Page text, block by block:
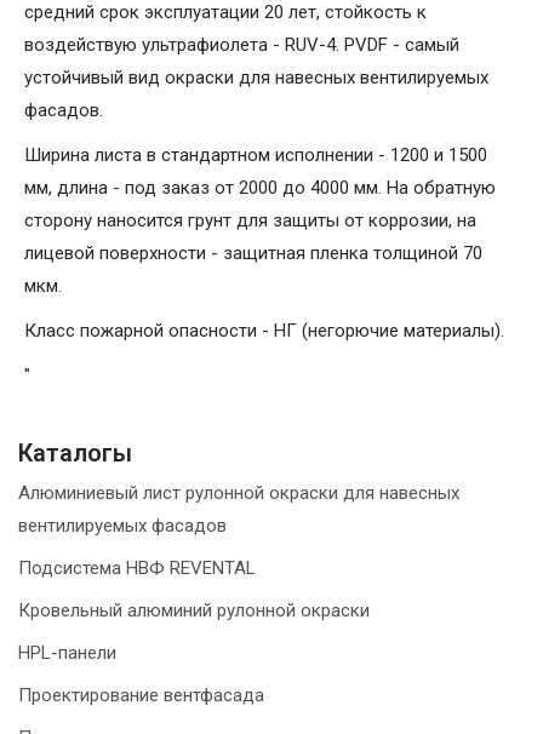
средний срок эксплуатации 20 лет, стойкость к
воздействую ультрафиолета - RUV-4. PVDF - самый
устойчивый вид окраски для навесных вентилируемых
фасадов.
Ширина листа в стандартном исполнении - 1200 и 1500
мм, длина - под заказ от 2000 до 4000 мм. На обратную
сторону наносится грунт для защиты от коррозии, на
лицевой поверхности - защитная пленка толщиной 70
мкм.
Класс пожарной опасности - НГ (негорючие материалы).
"
Каталогы
Алюминиевый лист рулонной окраски для навесных
вентилируемых фасадов
Подсистема НВФ REVENTAL
Кровельный алюминий рулонной окраски
HPL-панели
Проектирование вентфасада